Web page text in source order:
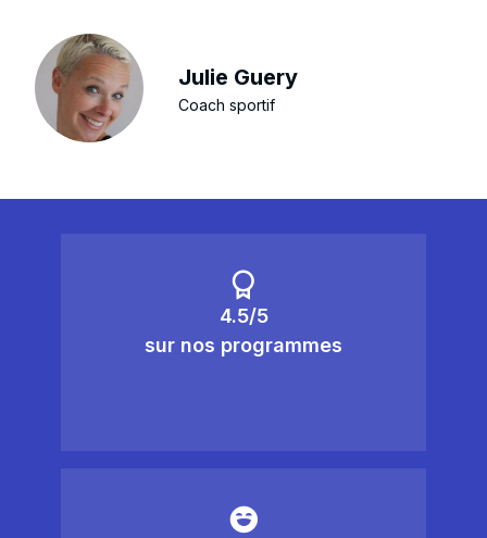
Julie Guery
Coach sportif
4.5/5
sur nos programmes